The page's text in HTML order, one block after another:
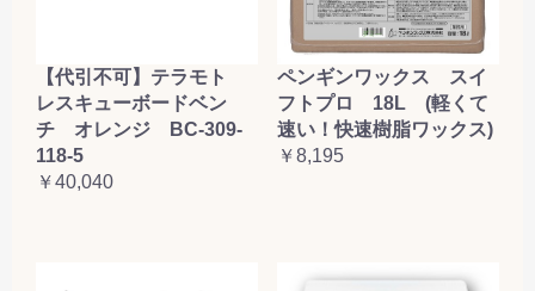
【代引不可】テラモト
レスキューボードベン
チ オレンジ BC-309-
118-5
￥40,040
ペンギンワックス スイ
フトプロ 18L (軽くて
速い！快速樹脂ワックス)
￥8,195